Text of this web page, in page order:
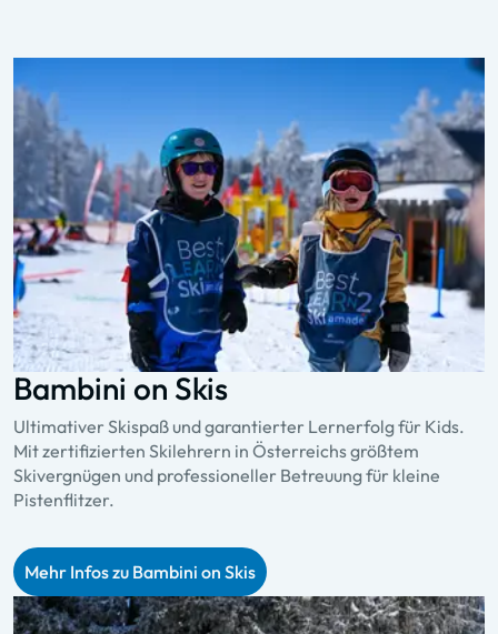
Bambini on Skis
Ultimativer Skispaß und garantierter Lernerfolg für Kids.
Mit zertifizierten Skilehrern in Österreichs größtem
Skivergnügen und professioneller Betreuung für kleine
Pistenflitzer.
Mehr Infos zu Bambini on Skis